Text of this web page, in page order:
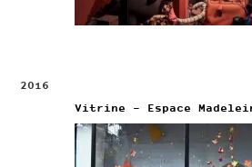
2016
Vitrine – Espace